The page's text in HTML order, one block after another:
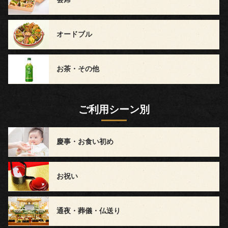
～
5,999
6,000
～
ラ
ン
キ
ン
オードブル
お茶・その他
ご利用シーン別
慶事・お食い初め
お祝い
通夜・葬儀・仏送り